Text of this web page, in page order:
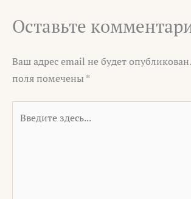
Оставьте
Ваш адрес email не будет опубликован.
поля помечены *
здесь...